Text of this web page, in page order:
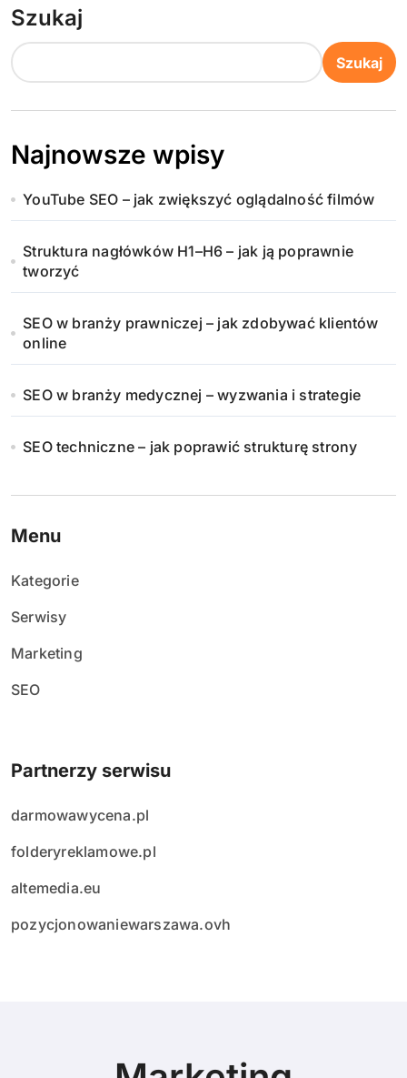
Szukaj
Szukaj
Najnowsze wpisy
YouTube SEO – jak zwiększyć oglądalność filmów
Struktura nagłówków H1–H6 – jak ją poprawnie
tworzyć
SEO w branży prawniczej – jak zdobywać klientów
online
SEO w branży medycznej – wyzwania i strategie
SEO techniczne – jak poprawić strukturę strony
Menu
Kategorie
Serwisy
Marketing
SEO
Partnerzy serwisu
darmowawycena.pl
folderyreklamowe.pl
altemedia.eu
pozycjonowaniewarszawa.ovh